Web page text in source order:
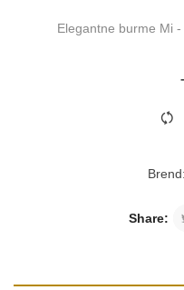
Elegantne burme Mi
-
Brend:
Share: